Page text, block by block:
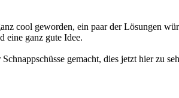
cool geworden, ein paar der Lösungen
eine ganz gute Idee.
gemacht, dies jetzt hier zu